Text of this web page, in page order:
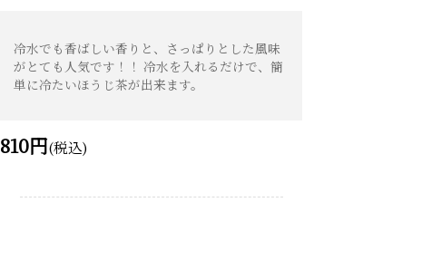
冷水でも香ばしい香りと、さっぱりとした風味
がとても人気です！！ 冷水を入れるだけで、簡
単に冷たいほうじ茶が出来ます。
810円(税込)